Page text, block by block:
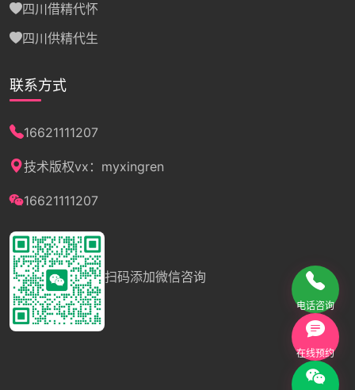
四川借精代怀
四川供精代生
联系方式
16621111207
技术版权vx：myxingren
16621111207
扫码添加微信咨询
电话咨询
在线预约